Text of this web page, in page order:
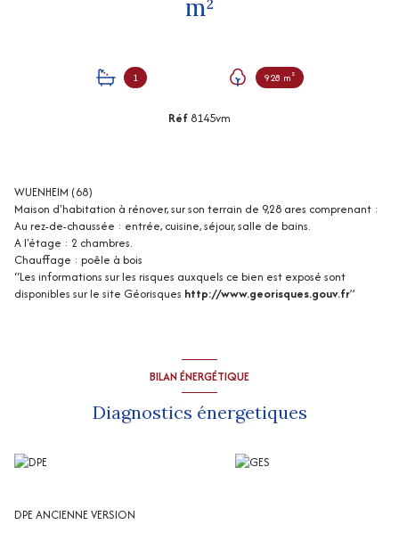
m²
1 928 m²
Réf 8145vm
WUENHEIM (68)
Maison d'habitation à rénover, sur son terrain de 9,28 ares comprenant :
Au rez-de-chaussée : entrée, cuisine, séjour, salle de bains.
A l'étage : 2 chambres.
Chauffage : poêle à bois
“Les informations sur les risques auxquels ce bien est exposé sont
disponibles sur le site Géorisques http://www.georisques.gouv.fr”
BILAN ÉNERGÉTIQUE
Diagnostics énergetiques
DPE ANCIENNE VERSION